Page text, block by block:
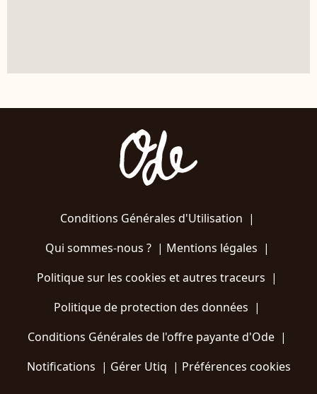
Conditions Générales d'Utilisation |
Qui sommes-nous ?| Mentions légales |
Politique sur les cookies et autres traceurs |
Politique de protection des données |
Conditions Générales de l'offre payante d'Ode |
Notifications | Gérer Utiq | Préférences cookies